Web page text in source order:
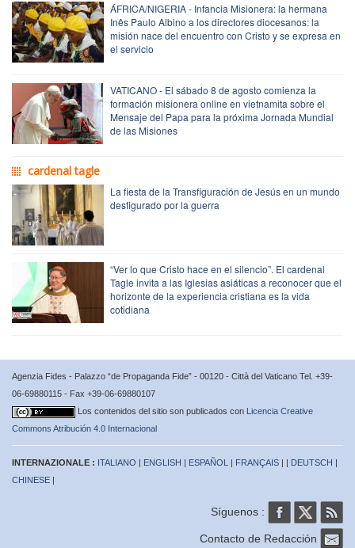
ÁFRICA/NIGERIA - Infancia Misionera: la hermana
Inês Paulo Albino a los directores diocesanos: la
misión nace del encuentro con Cristo y se expresa en
el servicio
VATICANO - El sábado 8 de agosto comienza la
formación misionera online en vietnamita sobre el
Mensaje del Papa para la próxima Jornada Mundial
de las Misiones
cardenal tagle
La fiesta de la Transfiguración de Jesús en un mundo
desfigurado por la guerra
“Ver lo que Cristo hace en el silencio”. El cardenal
Tagle invita a las Iglesias asiáticas a reconocer que el
horizonte de la experiencia cristiana es la vida
cotidiana
Agenzia Fides - Palazzo “de Propaganda Fide” - 00120 - Città del Vaticano Tel. +39-
06-69880115 - Fax +39-06-69880107
Los contenidos del sitio son publicados con Licencia Creative
Commons Atribución 4.0 Internacional
INTERNAZIONALE : ITALIANO | ENGLISH | ESPAÑOL | FRANÇAIS | | DEUTSCH |
CHINESE |
Síguenos :
Contacto de Redacción